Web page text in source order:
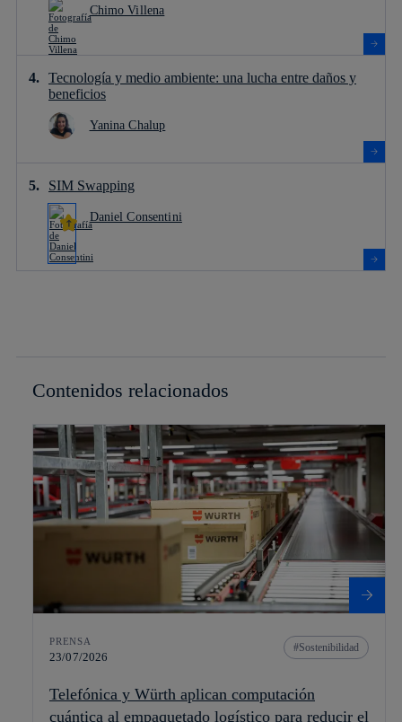
Chimo Villena
Tecnología y medio ambiente: una lucha entre daños y
beneficios
Yanina Chalup
SIM Swapping
Daniel Consentini
Contenidos relacionados
PRENSA
23/07/2026
Sostenibilidad
Telefónica y Würth aplican computación
cuántica al empaquetado logístico para reducir el